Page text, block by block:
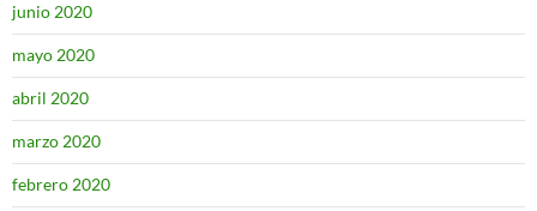
junio 2020
mayo 2020
abril 2020
marzo 2020
febrero 2020